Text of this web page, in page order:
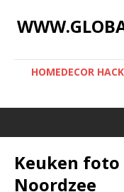
HOMEDECOR
Keuken
Noordzee